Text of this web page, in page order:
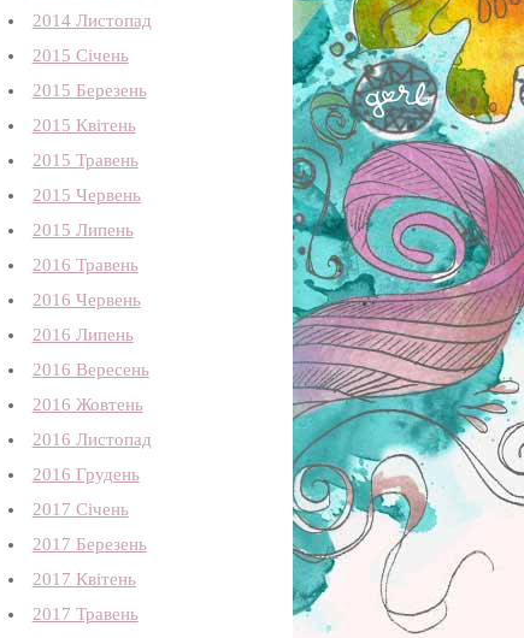
2014 Листопад
2015 Січень
2015 Березень
2015 Квітень
2015 Травень
2015 Червень
2015 Липень
2016 Травень
2016 Червень
2016 Липень
2016 Вересень
2016 Жовтень
2016 Листопад
2016 Грудень
2017 Січень
2017 Березень
2017 Квітень
2017 Травень